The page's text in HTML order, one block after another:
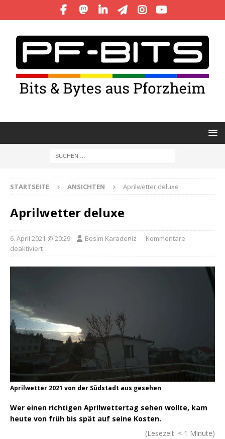
STARTSEITE ANSICHTEN Aprilwetter deluxe
Aprilwetter deluxe
6. April 2021 @ 20:29 Besim Karadeniz
Kommentare
deaktiviert
Aprilwetter 2021 von der Südstadt aus gesehen
Wer einen richtigen Aprilwettertag sehen wollte, kam
heute von früh bis spät auf seine Kosten.
(Lesezeit: < 1 Minute)